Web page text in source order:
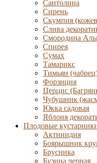
Сантолина
Сирень
Скумпия
Слива
Смородина
Спирея
Сумах
Тамарикс
Тимьян
Форзиция
Церцис
Чубушник
Юкка садовая
Яблоня
Плодовые
Актинидия
Боярышник
Брусника
Бузина черная